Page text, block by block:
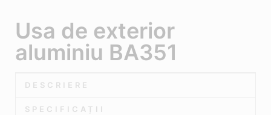
Usa de exterior
aluminiu BA351
DESCRIERE
SPECIFICAȚII